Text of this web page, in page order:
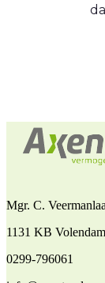
Mgr. C.
1131 KB Volendam
0299-796061